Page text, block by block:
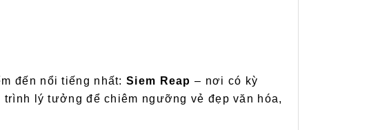
đến nổi tiếng nhất:Siem Reap – nơi có kỳ
lý tưởng để chiêm ngưỡng vẻ đẹp văn hóa,